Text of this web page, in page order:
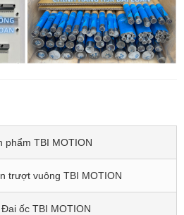
phẩm TBI MOTION
trượt vuông TBI MOTION
ốc TBI MOTION